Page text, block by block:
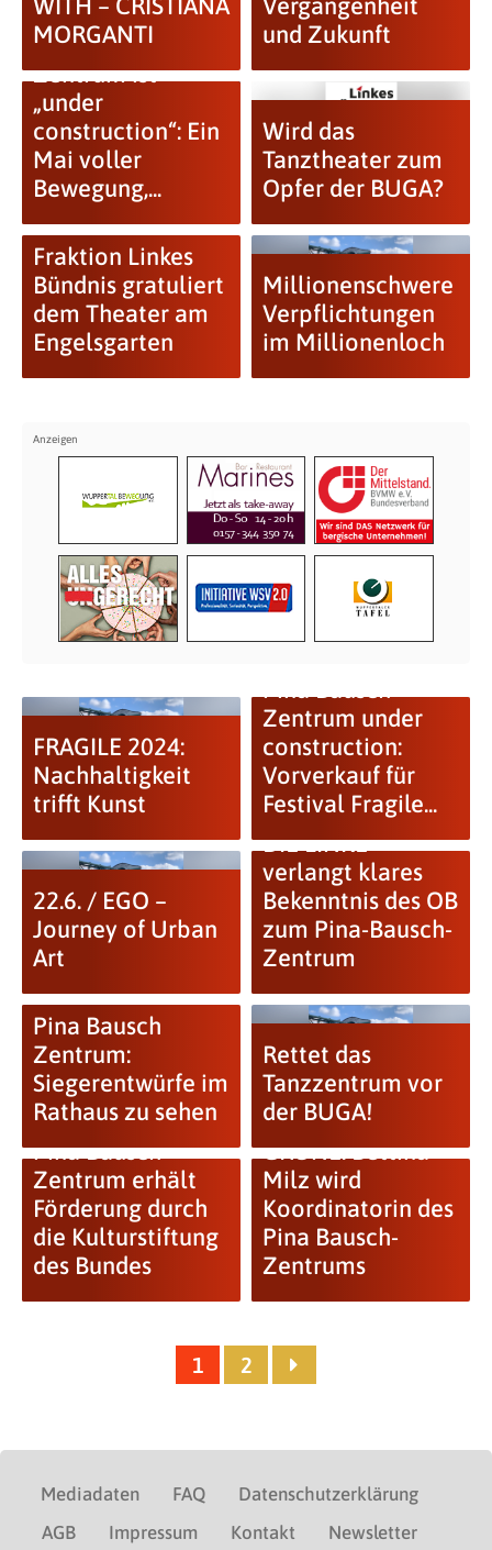
MORGANTI
und Zukunft
Pina Bausch
Zentrum ist
„under
construction“: Ein
Mai voller
Bewegung,...
Wird das
Tanztheater zum
Opfer der BUGA?
Fraktion Linkes
Bündnis gratuliert
dem Theater am
Engelsgarten
Millionenschwere
Verpflichtungen
im Millionenloch
FRAGILE 2024:
Nachhaltigkeit
trifft Kunst
Zentrum under
construction:
Vorverkauf für
Festival Fragile...
22.6. / EGO –
Journey of Urban
Art
DIE LINKE
verlangt klares
Bekenntnis des OB
zum Pina-Bausch-
Zentrum
Pina Bausch
Zentrum:
Siegerentwürfe im
Rathaus zu sehen
Rettet das
Tanzzentrum vor
der BUGA!
Pina Bausch
Zentrum erhält
Förderung durch
die Kulturstiftung
des Bundes
GRÜNE: Bettina
Milz wird
Koordinatorin des
Pina Bausch-
Zentrums
1 2
Mediadaten FAQ
Datenschutzerklärung
AGB
Impressum Kontakt Newsletter